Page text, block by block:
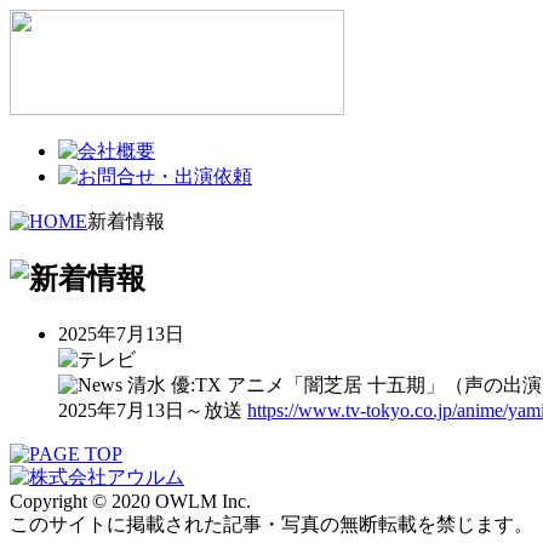
新着情報
2025年7月13日
清水 優:TX アニメ「闇芝居 十五期」（声の出演
2025年7月13日～放送 https://www.tv-tokyo.co.jp/anime/
Copyright © 2020 OWLM Inc.
このサイトに掲載された記事・写真の無断転載を禁じます。